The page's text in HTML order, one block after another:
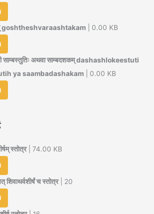
goshtheshvaraashtakam | 0.00 KB
साम्बस्तुतिः अथवा साम्बदशकम् dashashlokeestuti
ya saambadashakam | 0.00 KB
स्तोत्र| 74.00 KB
शिवाथर्वशीर्षं च स्तोत्र| 20